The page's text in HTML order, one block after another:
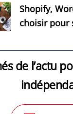
Shopify,
choisir pour
de l’actu